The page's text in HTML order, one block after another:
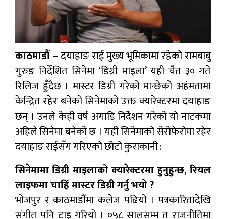
काठमाडौं –दयाहाङ राई मुख्य भूमिकामा रहेको रामबाबु
गुरुङ निर्देशित सिनेमा ‘डिग्री माइला’ यही चैत ३० गते
रिलिज हुँदैछ । मास्टर डिग्री गरेको मान्छेको अहंमतामा
केन्द्रित रहेर बनेको सिनेमाको उक्त क्यारेक्टरमा दयाहाङ
छन् । उनले केही वर्ष अगाडि निर्देशन गरेको यो नाटकमा
अहिले सिनेमा बनेको छ । यही सिनेमाको सेरोफेरोमा रहेर
दयाहाङ राईसँग गरिएको छोटो कुराकानी :
सिनेमामा डिग्री माइलाको क्यारेक्टरमा हुनुहुन्छ, रियल
लाइफमा चाहिँ मास्टर डिग्री गर्नु भयो ?
भोजपुर र काठमाडौंमा कलेज पढियो । पत्रकारितादेखि
संगीत पनि ट्राइ गरियो । ०५८ सालसम्म त राजनीतिमा